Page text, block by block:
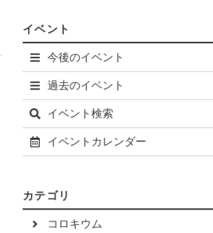
イベント
今後のイベント
過去のイベント
イベント検索
イベントカレンダー
カテゴリ
コロキウム